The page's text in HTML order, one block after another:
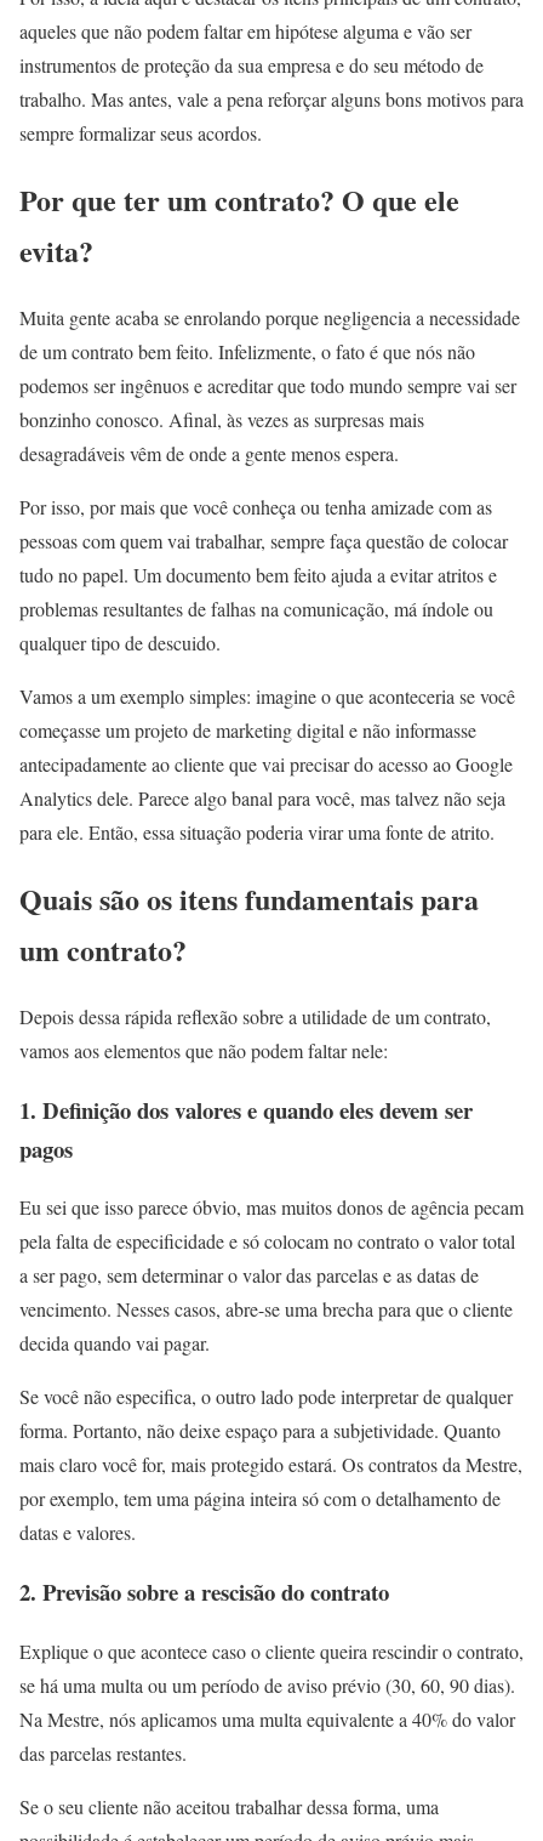
aqueles que não podem faltar em hipótese alguma e vão ser
instrumentos de proteção da sua empresa e do seu método de
trabalho. Mas antes, vale a pena reforçar alguns bons motivos para
sempre formalizar seus acordos.
Por que ter um contrato? O que ele
evita?
Muita gente acaba se enrolando porque negligencia a necessidade
de um contrato bem feito. Infelizmente, o fato é que nós não
podemos ser ingênuos e acreditar que todo mundo sempre vai ser
bonzinho conosco. Afinal, às vezes as surpresas mais
desagradáveis vêm de onde a gente menos espera.
Por isso, por mais que você conheça ou tenha amizade com as
pessoas com quem vai trabalhar, sempre faça questão de colocar
tudo no papel. Um documento bem feito ajuda a evitar atritos e
problemas resultantes de falhas na comunicação, má índole ou
qualquer tipo de descuido.
Vamos a um exemplo simples: imagine o que aconteceria se você
começasse um projeto de marketing digital e não informasse
antecipadamente ao cliente que vai precisar do acesso ao Google
Analytics dele. Parece algo banal para você, mas talvez não seja
para ele. Então, essa situação poderia virar uma fonte de atrito.
Quais são os itens fundamentais para
um contrato?
Depois dessa rápida reflexão sobre a utilidade de um contrato,
vamos aos elementos que não podem faltar nele:
1. Definição dos valores e quando eles devem ser
pagos
Eu sei que isso parece óbvio, mas muitos donos de agência pecam
pela falta de especificidade e só colocam no contrato o valor total
a ser pago, sem determinar o valor das parcelas e as datas de
vencimento. Nesses casos, abre-se uma brecha para que o cliente
decida quando vai pagar.
Se você não especifica, o outro lado pode interpretar de qualquer
forma. Portanto, não deixe espaço para a subjetividade. Quanto
mais claro você for, mais protegido estará. Os contratos da Mestre,
por exemplo, tem uma página inteira só com o detalhamento de
datas e valores.
2. Previsão sobre a rescisão do contrato
Explique o que acontece caso o cliente queira rescindir o contrato,
se há uma multa ou um período de aviso prévio (30, 60, 90 dias).
Na Mestre, nós aplicamos uma multa equivalente a 40% do valor
das parcelas restantes.
Se o seu cliente não aceitou trabalhar dessa forma, uma